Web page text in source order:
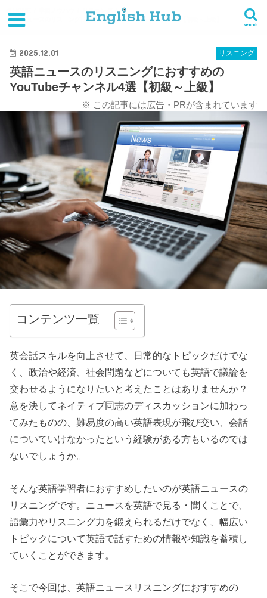
search
リスニング
英語ニュースのリスニングにおすすめのYouTubeチャンネル4選【初級～上級】
リスニング
2025.12.01
英語ニュースのリスニングにおすすめの
YouTubeチャンネル4選【初級～上級】
※ この記事には広告・PRが含まれています
コンテンツ一覧
英会話スキルを向上させて、日常的なトピックだけでな
く、政治や経済、社会問題などについても英語で議論を
交わせるようになりたいと考えたことはありませんか？
意を決してネイティブ同志のディスカッションに加わっ
てみたものの、難易度の高い英語表現が飛び交い、会話
についていけなかったという経験がある方もいるのでは
ないでしょうか。
そんな英語学習者におすすめしたいのが英語ニュースの
リスニングです。ニュースを英語で見る・聞くことで、
語彙力やリスニング力を鍛えられるだけでなく、幅広い
トピックについて英語で話すための情報や知識を蓄積し
ていくことができます。
そこで今回は、英語ニュースリスニングにおすすめの